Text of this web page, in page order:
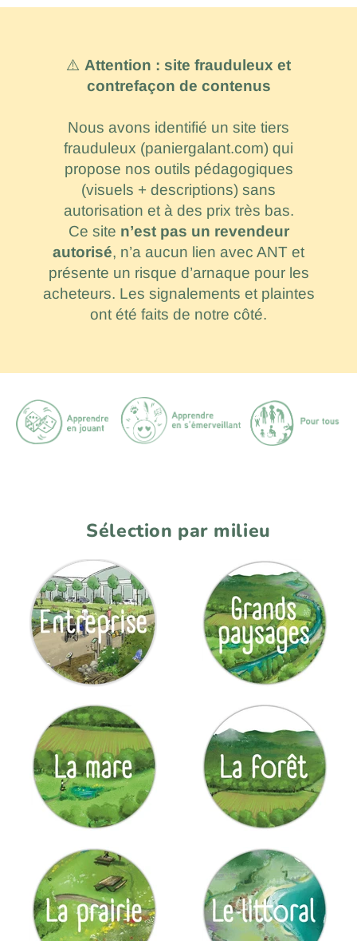
⚠️ Attention : site frauduleux et
contrefaçon de contenus
Nous avons identifié un site tiers
frauduleux (paniergalant.com) qui
propose nos outils pédagogiques
(visuels + descriptions) sans
autorisation et à des prix très bas.
Ce site n’est pas un revendeur
autorisé, n’a aucun lien avec ANT et
présente un risque d’arnaque pour les
acheteurs. Les signalements et plaintes
ont été faits de notre côté.
Sélection par milieu